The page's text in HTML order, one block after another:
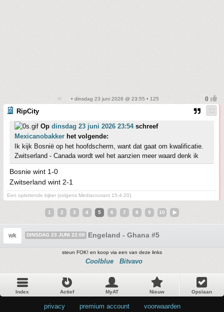
• dinsdag 23 juni 2026 @ 23:55 • 125
RipCity
Op dinsdag 23 juni 2026 23:54schreef
Mexicanobakker het volgende:
Ik kijk Bosnië op het hoofdscherm, want dat gaat om kwalificatie.
Zwitserland - Canada wordt wel het aanzien meer waard denk ik
Bosnie wint 1-0
Zwitserland wint 2-1
Een oplettende kijker (volgens Mediacourant 15-4-20).
1 2 3 4 5 6 7 8 9 10
wk DINSDAG 23 JUNI 22:00 Engeland - Ghana #5
steun FOK! en koop via een van deze links
Coolblue Bitvavo
Index Actief MyAT Nieuw Opslaan
privacy premium account voorwaarden